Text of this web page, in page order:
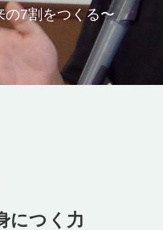
の7割をつくる〜
につく力